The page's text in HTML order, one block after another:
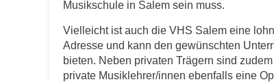
Musikschule in Salem sein muss.
Vielleicht ist auch die VHS Salem eine
Adresse und kann den gewünschten
bieten. Neben privaten Trägern sind
private Musiklehrer/innen ebenfalls eine